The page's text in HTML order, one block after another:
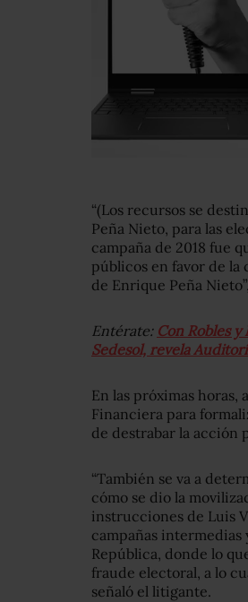
“(Los recursos se
Peña Nieto, para las
campaña de 2018 fue
públicos en favor de la
de Enrique Peña
Entérate: Con Robles
Sedesol, revela
En las próximas horas,
Financiera para
de destrabar la acción
“También se va a
cómo se dio la
instrucciones de Luis
campañas intermedias
República, donde lo
fraude electoral, a lo
señaló el litigante.